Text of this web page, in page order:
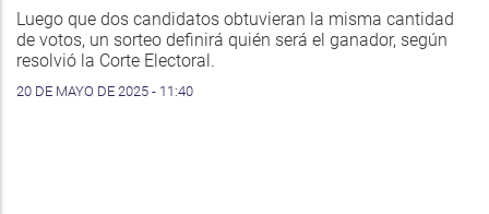
Luego que dos candidatos obtuvieran la misma cantidad
de votos, un sorteo definirá quién será el ganador, según
resolvió la Corte Electoral.
20 DE MAYO DE 2025 - 11:40